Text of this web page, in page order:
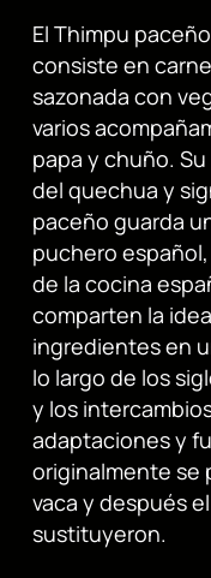
El Thimpu
consiste en
sazonada con
varios
papa y chuño. Su
del quechua y
paceño guarda
puchero
de la cocina
comparten la
ingredientes en
lo largo de los
y los
adaptaciones y
originalmente se
vaca y después
sustituyeron.